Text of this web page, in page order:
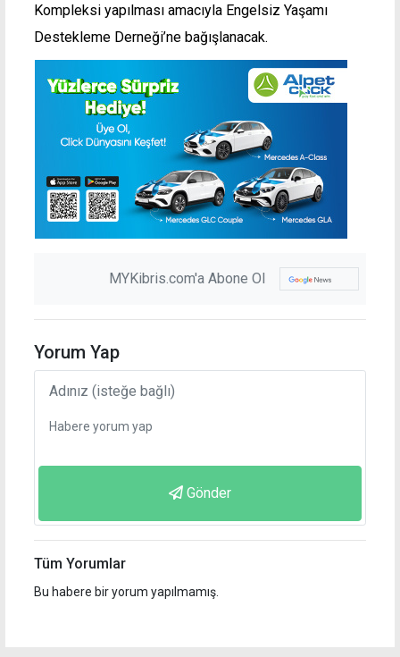
Kompleksi yapılması amacıyla Engelsiz Yaşamı
Destekleme Derneği’ne bağışlanacak.
MYKibris.com'a Abone Ol
Yorum Yap
Gönder
Tüm Yorumlar
Bu habere bir yorum yapılmamış.